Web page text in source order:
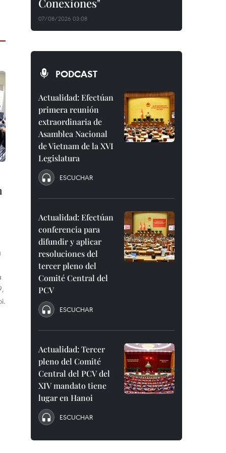
Conexiones"
07/08/2026 03:08
PODCAST
Actualidad: Efectúan
primera reunión
extraordinaria de
Asamblea Nacional
de Vietnam de la XVI
Legislatura
ESCUCHAR
Actualidad: Efectúan
conferencia para
difundir y aplicar
resoluciones del
tercer pleno del
Comité Central del
PCV
ESCUCHAR
Actualidad: Tercer
pleno del Comité
Central del PCV del
XIV mandato tiene
lugar en Hanoi
ESCUCHAR